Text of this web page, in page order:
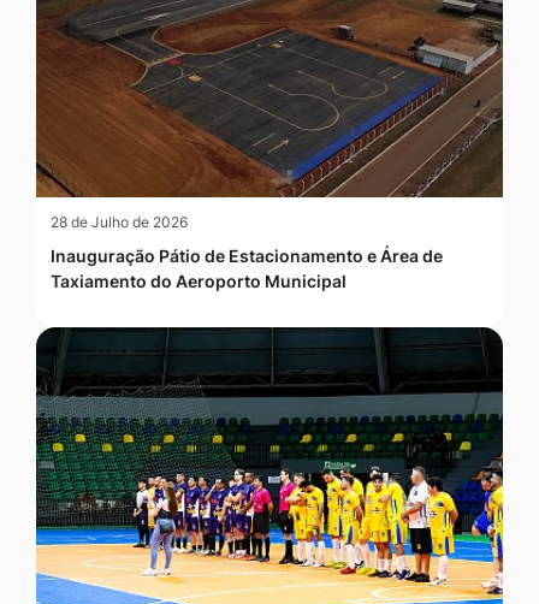
28 de Julho de 2026
Inauguração Pátio de Estacionamento e Área de
Taxiamento do Aeroporto Municipal